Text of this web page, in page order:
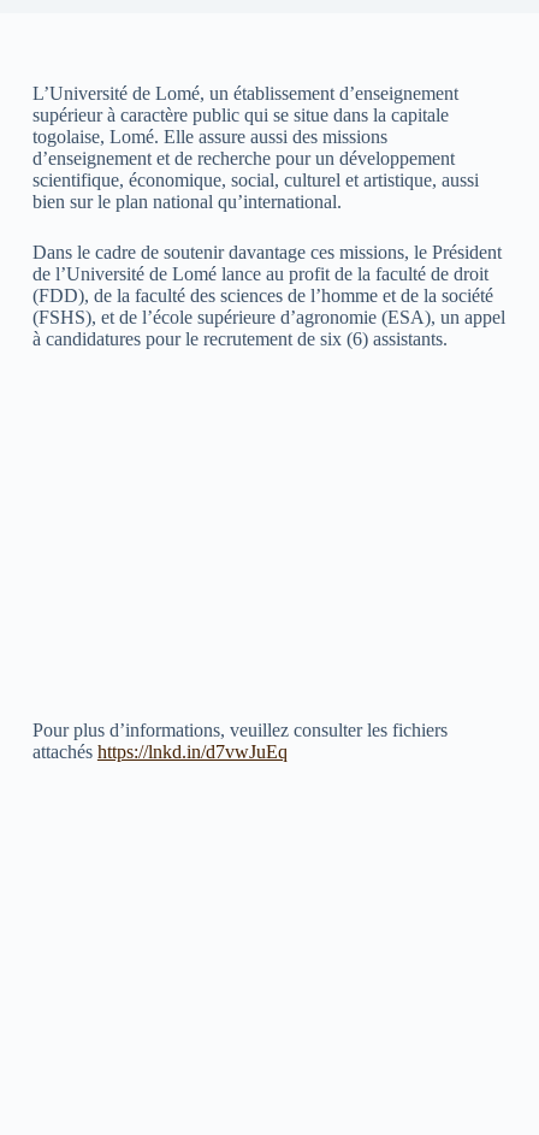
L’Université de Lomé, un établissement d’enseignement
supérieur à caractère public qui se situe dans la capitale
togolaise, Lomé. Elle assure aussi des missions
d’enseignement et de recherche pour un développement
scientifique, économique, social, culturel et artistique, aussi
bien sur le plan national qu’international.
Dans le cadre de soutenir davantage ces missions, le Président
de l’Université de Lomé lance au profit de la faculté de droit
(FDD), de la faculté des sciences de l’homme et de la société
(FSHS), et de l’école supérieure d’agronomie (ESA), un appel
à candidatures pour le recrutement de six (6) assistants.
Pour plus d’informations, veuillez consulter les fichiers
attachés https://lnkd.in/d7vwJuEq